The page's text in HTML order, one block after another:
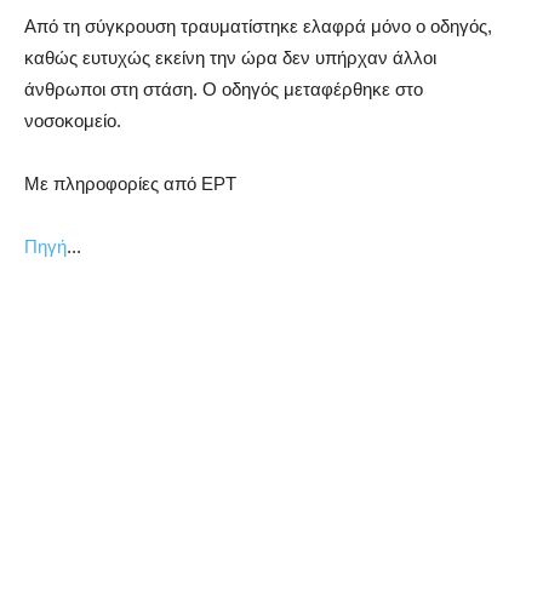
Από τη σύγκρουση τραυματίστηκε ελαφρά μόνο ο οδηγός,
καθώς ευτυχώς εκείνη την ώρα δεν υπήρχαν άλλοι
άνθρωποι στη στάση. Ο οδηγός μεταφέρθηκε στο
νοσοκομείο.
Με πληροφορίες από ΕΡΤ
Πηγή...